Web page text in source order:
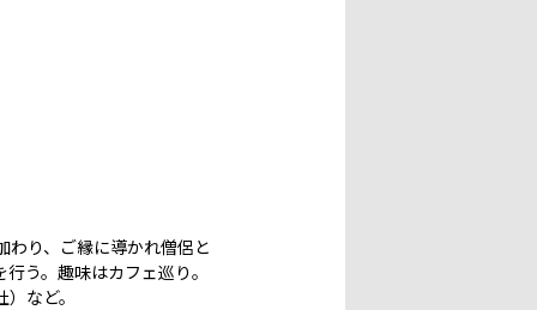
わり、ご縁に導かれ僧侶と
う。趣味はカフェ巡り。
など。